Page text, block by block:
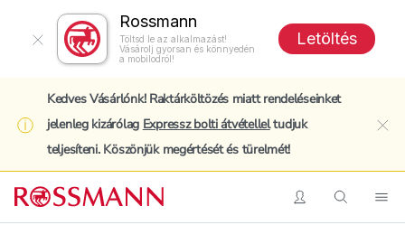
Rossmann
Töltsd le az alkalmazást!
Vásárolj gyorsan és könnyedén
a mobilodról!
Letöltés
Kedves Vásárlónk! Raktárköltözés miatt rendeléseinket
jelenleg kizárólag Expressz bolti átvételleltudjuk
teljesíteni. Köszönjük megértését és türelmét!
BelépésKeresés
Keresés